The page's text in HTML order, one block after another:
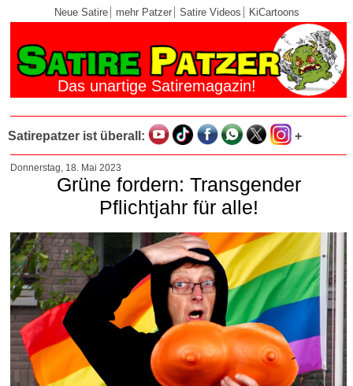
Neue Satire mehr Patzer Satire Videos KiCartoons
Das unartige Satiremagazin!
Satirepatzer ist überall: +
Donnerstag, 18. Mai 2023
Grüne fordern: Transgender
Pflichtjahr für alle!